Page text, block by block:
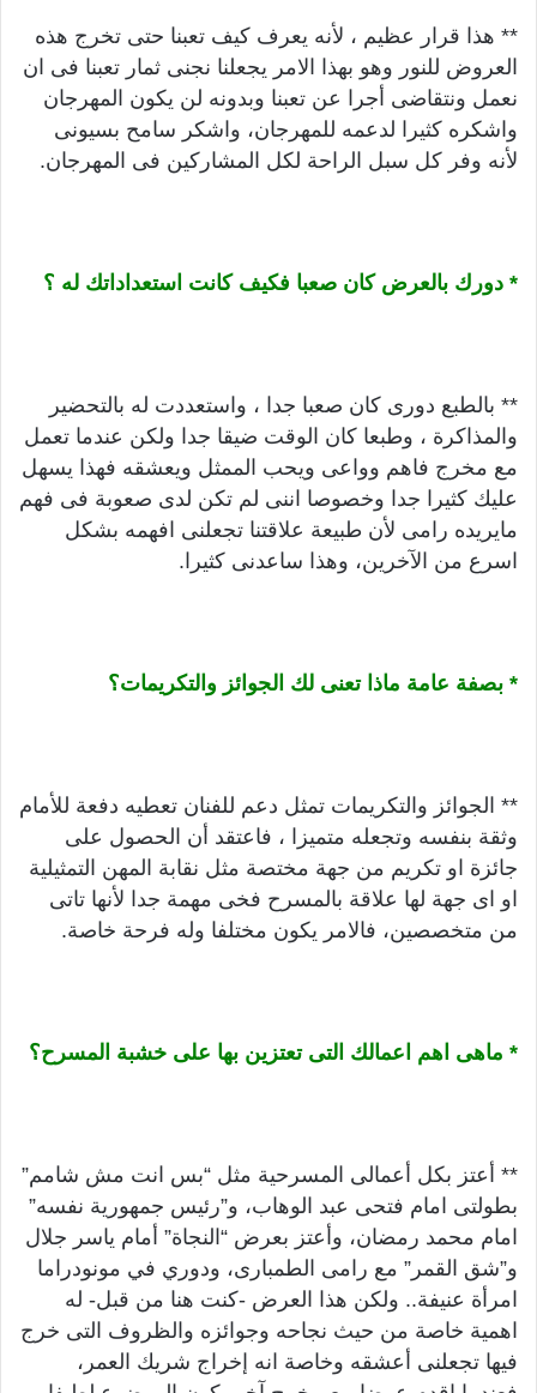
** هذا قرار عظيم ، لأنه يعرف كيف تعبنا حتى تخرج هذه
العروض للنور وهو بهذا الامر يجعلنا نجنى ثمار تعبنا فى ان
نعمل ونتقاضى أجرا عن تعبنا وبدونه لن يكون المهرجان
واشكره كثيرا لدعمه للمهرجان، واشكر سامح بسيونى
لأنه وفر كل سبل الراحة لكل المشاركين فى المهرجان.
* دورك بالعرض كان صعبا فكيف كانت استعداداتك له ؟
** بالطبع دورى كان صعبا جدا ، واستعددت له بالتحضير
والمذاكرة ، وطبعا كان الوقت ضيقا جدا ولكن عندما تعمل
مع مخرج فاهم وواعى ويحب الممثل ويعشقه فهذا يسهل
عليك كثيرا جدا وخصوصا اننى لم تكن لدى صعوبة فى فهم
مايريده رامى لأن طبيعة علاقتنا تجعلنى افهمه بشكل
اسرع من الآخرين، وهذا ساعدنى كثيرا.
* بصفة عامة ماذا تعنى لك الجوائز والتكريمات؟
** الجوائز والتكريمات تمثل دعم للفنان تعطيه دفعة للأمام
وثقة بنفسه وتجعله متميزا ، فاعتقد أن الحصول على
جائزة او تكريم من جهة مختصة مثل نقابة المهن التمثيلية
او اى جهة لها علاقة بالمسرح فخى مهمة جدا لأنها تاتى
من متخصصين، فالامر يكون مختلفا وله فرحة خاصة.
* ماهى اهم اعمالك التى تعتزين بها على خشبة المسرح؟
** أعتز بكل أعمالى المسرحية مثل “بس انت مش شامم”
بطولتى امام فتحى عبد الوهاب، و”رئيس جمهورية نفسه”
امام محمد رمضان، وأعتز بعرض “النجاة” أمام ياسر جلال
و”شق القمر” مع رامى الطمبارى، ودوري في مونودراما
امرأة عنيفة.. ولكن هذا العرض -كنت هنا من قبل- له
اهمية خاصة من حيث نجاحه وجوائزه والظروف التى خرج
فيها تجعلنى أعشقه وخاصة انه إخراج شريك العمر،